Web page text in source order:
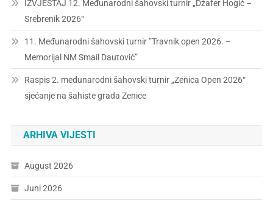
IZVJEŠTAJ 12. Međunarodni šahovski turnir „Džafer Hogić –
Srebrenik 2026“
11. Međunarodni šahovski turnir ”Travnik open 2026. –
Memorijal NM Smail Dautović”
Raspis 2. međunarodni šahovski turnir „Zenica Open 2026“
sjećanje na šahiste grada Zenice
ARHIVA VIJESTI
August 2026
Juni 2026